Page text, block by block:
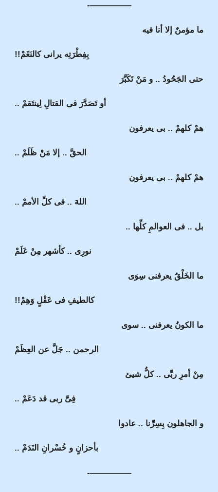
—————-
ما مؤمنٌ إلا أنا فيه
بِفِطْرَتِه يرانى كالنَغَمْ!!
حتى الجَحُودُ .. و مَنْ تَكَبَّرَ
أو تَصَدَّرَ فى القتالِ لِينتَقمْ ..
همْ كلهمْ .. بى يعرفون
الحقَّ .. إلا مَنْْ ظَلَمْ ..
همْ كلهمْ .. بى يعرفون
اللهَ .. فى كلِّ الأممْ ..
بل .. فى العوالمِ كلِّها ..
نورِى .. كأشهر مِنْ عَلَمْ
ما الخَلْقُ يعرفنى سِوَى
كالطيفِ فى عَقْلٍ وَهِمْ!!
ما الكونُ يعرفنى .. سوى
الرحمن .. جَلَّ عن العِظَمْ
مِنْ أمرِ ربِّى .. كلُّ شيئ
فِىَّ ربى قد دَعَمْ ..
و الجاهلون بِسِرِّنا .. عادوا
بأحزانٍ و خُسْرانِ النَدَمْ ..
—————-